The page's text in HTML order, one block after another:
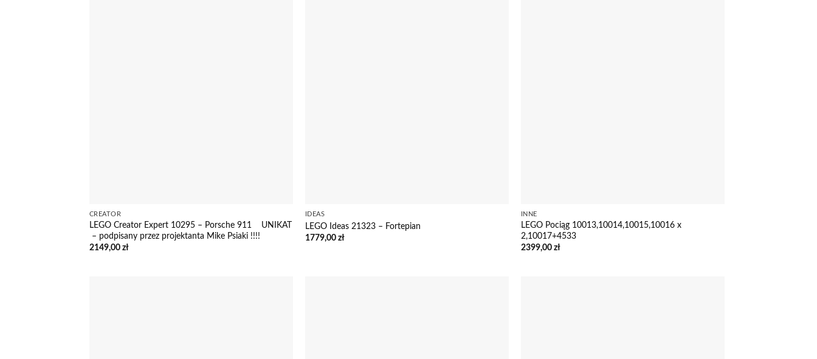
CREATOR
LEGO Creator Expert 10295 – Porsche 911 UNIKAT
– podpisany przez projektanta Mike Psiaki !!!!
2149,00 zł
IDEAS
LEGO Ideas 21323 – Fortepian
1779,00 zł
INNE
LEGO Pociąg 10013,10014,10015,10016 x
2,10017+4533
2399,00 zł